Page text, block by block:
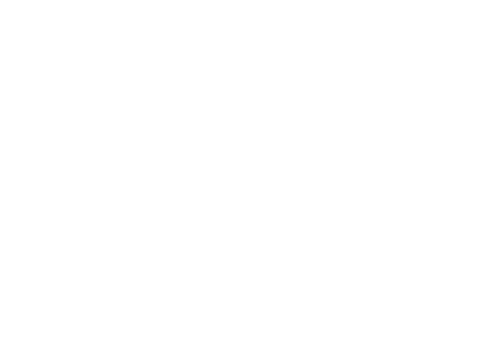
(platí se v hotelové recepci v destinaci, upozornění v hlavní sezóně může dojít k navýšení ceny)
uvedené vybavení)